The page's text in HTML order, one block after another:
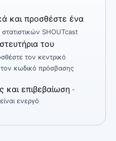
και προσθέστε ένα
SHOUTcast
του
τον κεντρικό
τον κωδικό πρόσβασης
και επιβεβαίωση -
ενεργό